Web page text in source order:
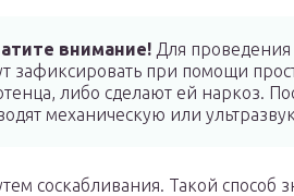
внимание! Для
зафиксировать при помощи
либо сделают ей наркоз.
механическую или
соскабливания. Такой способ